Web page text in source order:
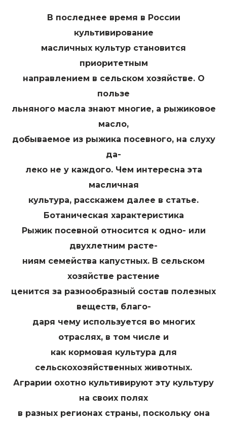
В последнее время в России
культивирование
масличных культур становится
приоритетным
направлением в сельском хозяйстве. О
пользе
льняного масла знают многие, а рыжиковое
масло,
добываемое из рыжика посевного, на слуху
да-
леко не у каждого. Чем интересна эта
масличная
культура, расскажем далее в статье.
Ботаническая характеристика
Рыжик посевной относится к одно- или
двухлетним расте-
ниям семейства капустных. В сельском
хозяйстве растение
ценится за разнообразный состав полезных
веществ, благо-
даря чему используется во многих
отраслях, в том числе и
как кормовая культура для
сельскохозяйственных животных.
Аграрии охотно культивируют эту культуру
на своих полях
в разных регионах страны, поскольку она